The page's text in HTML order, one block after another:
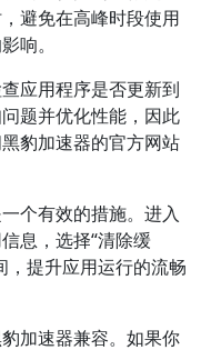
避免在高峰时段使用
响。
应用程序是否更新到
题并优化性能，因此
豹加速器的官方网站
个有效的措施。进入
息，选择“清除缓
，提升应用运行的流畅
加速器兼容。如果你